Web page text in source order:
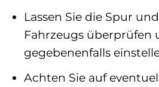
Lassen Sie die Spur
Fahrzeugs überprüfen
gegebenenfalls
Achten Sie auf